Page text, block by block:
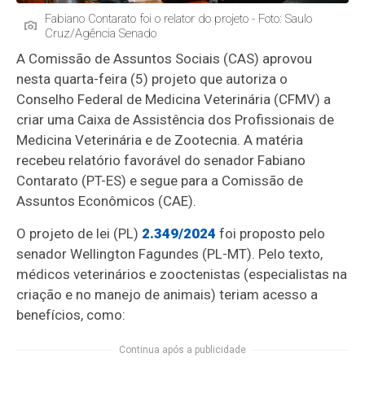
Fabiano Contarato foi o relator do projeto - Foto: Saulo
Cruz/Agência Senado
A Comissão de Assuntos Sociais (CAS) aprovou
nesta quarta-feira (5) projeto que autoriza o
Conselho Federal de Medicina Veterinária (CFMV) a
criar uma Caixa de Assistência dos Profissionais de
Medicina Veterinária e de Zootecnia. A matéria
recebeu relatório favorável do senador Fabiano
Contarato (PT-ES) e segue para a Comissão de
Assuntos Econômicos (CAE).
O projeto de lei (PL) 2.349/2024 foi proposto pelo
senador Wellington Fagundes (PL-MT). Pelo texto,
médicos veterinários e zooctenistas (especialistas na
criação e no manejo de animais) teriam acesso a
benefícios, como:
Continua após a publicidade